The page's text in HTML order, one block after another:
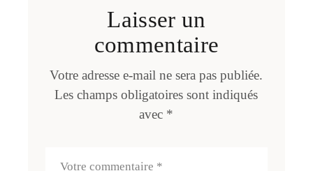
Laisser un
commentaire
Votre adresse e-mail ne sera pas publiée.
Les champs obligatoires sont indiqués
avec *